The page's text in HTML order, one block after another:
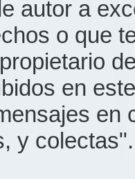
autor a
o que
en
en
y colectas".